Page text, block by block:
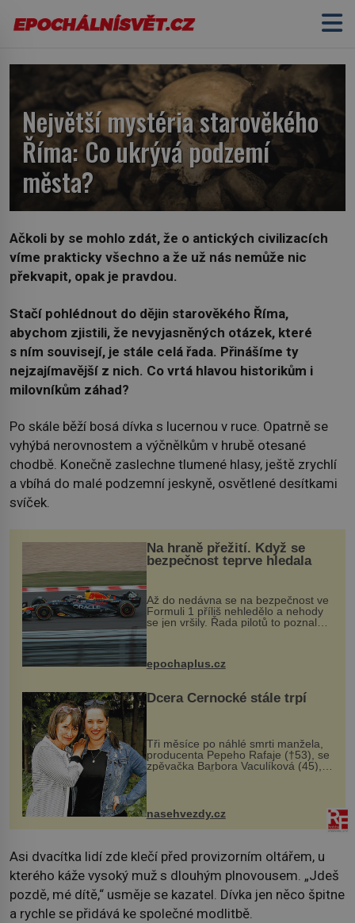
Největší mystéria starověkého
Říma: Co ukrývá podzemí
města?
Ačkoli by se mohlo zdát, že o antických civilizacích
víme prakticky všechno a že už nás nemůže nic
překvapit, opak je pravdou.
Stačí pohlédnout do dějin starověkého Říma,
abychom zjistili, že nevyjasněných otázek, které
s ním souvisejí, je stále celá řada. Přinášíme ty
nejzajímavější z nich. Co vrtá hlavou historikům i
milovníkům záhad?
Po skále běží bosá dívka s lucernou v ruce. Opatrně se
vyhýbá nerovnostem a výčnělkům v hrubě otesané
chodbě. Konečně zaslechne tlumené hlasy, ještě zrychlí
a vbíhá do malé podzemní jeskyně, osvětlené desítkami
svíček.
Na hraně přežití. Když se
bezpečnost teprve hledala
Až do nedávna se na bezpečnost ve
Formuli 1 příliš nehledělo a nehody
se jen vršily. Řada pilotů to poznala
na vlastní kůži, často s trvalými
následky nebo bohužel i ztrátou
života. Dnes nepochopiteln...
epochaplus.cz
Dcera Černocké stále trpí
Tři měsíce po náhlé smrti manžela,
producenta Pepeho Rafaje (†53), se
zpěvačka Barbora Vaculíková (45),
dcera Petry Černocké (75), poprvé
ozvala veřejnosti. Na sociální síti
sdílela, že se snaží fung...
nasehvezdy.cz
Asi dvacítka lidí zde klečí před provizorním oltářem, u
kterého káže vysoký muž s dlouhým plnovousem. „Jdeš
pozdě, mé dítě,“ usměje se kazatel. Dívka jen něco špitne
a rychle se přidává ke společné modlitbě.